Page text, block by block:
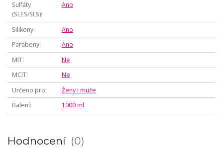
Sulfáty
(SLES/SLS)
Ano
Silikony
Ano
Parabeny
Ano
MIT
Ne
MCIT
Ne
Určeno pro
Ženy i muže
Balení
1000 ml
Hodnocení 0